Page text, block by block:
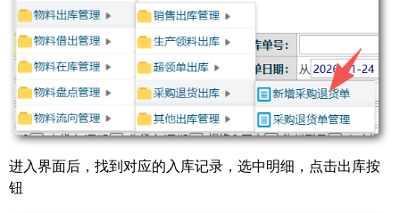
进入界面后，找到对应的入库记录，选中明细，点击出库按
钮